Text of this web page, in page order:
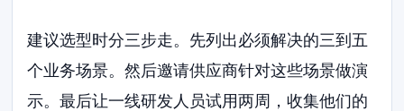
建议选型时分三步走。先列出必须解决的三到五
个业务场景。然后邀请供应商针对这些场景做演
示。最后让一线研发人员试用两周，收集他们的